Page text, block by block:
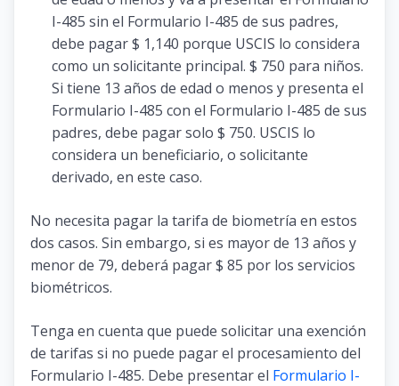
I-485 sin el Formulario I-485 de sus padres,
debe pagar $ 1,140 porque USCIS lo considera
como un solicitante principal. $ 750 para niños.
Si tiene 13 años de edad o menos y presenta el
Formulario I-485 con el Formulario I-485 de sus
padres, debe pagar solo $ 750. USCIS lo
considera un beneficiario, o solicitante
derivado, en este caso.
No necesita pagar la tarifa de biometría en estos
dos casos. Sin embargo, si es mayor de 13 años y
menor de 79, deberá pagar $ 85 por los servicios
biométricos.
Tenga en cuenta que puede solicitar una exención
de tarifas si no puede pagar el procesamiento del
Formulario I-485. Debe presentar el Formulario I-